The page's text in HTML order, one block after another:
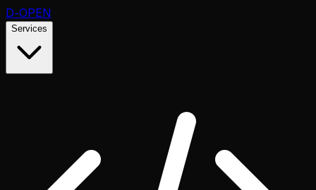
D-OPEN
Services